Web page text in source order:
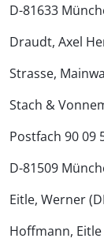
D-81633
Draudt, Axel
Strasse,
Stach &
Postfach 90 09
D-81509
Eitle, Werner
Hoffmann,